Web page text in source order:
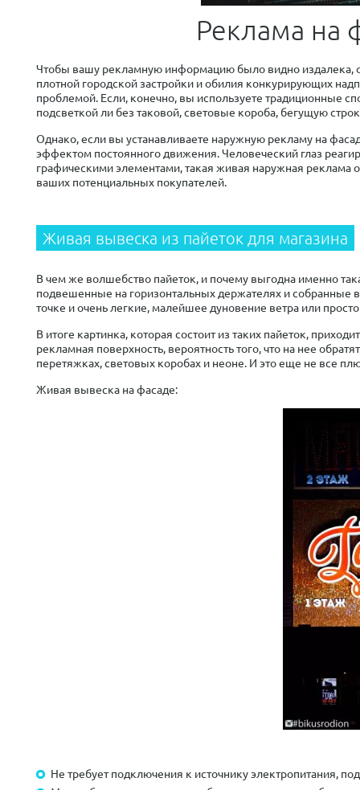
Реклама на
Чтобы вашу рекламную информацию было видно издалека,
плотной городской застройки и обилия конкурирующих
проблемой. Если, конечно, вы используете традиционные
подсветкой ли без таковой, световые короба, бегущую
Однако, если вы устанавливаете наружную рекламу на
эффектом постоянного движения. Человеческий глаз
графическими элементами, такая живая наружная реклама
ваших потенциальных покупателей.
Живая вывеска из пайеток для магазина
В чем же волшебство пайеток, и почему выгодна именно
подвешенные на горизонтальных держателях и собранные
точке и очень легкие, малейшее дуновение ветра или
В итоге картинка, которая состоит из таких пайеток,
рекламная поверхность, вероятность того, что на нее
перетяжках, световых коробах и неоне. И это еще не все
Живая вывеска на фасаде:
Не требует подключения к источнику электропитания,